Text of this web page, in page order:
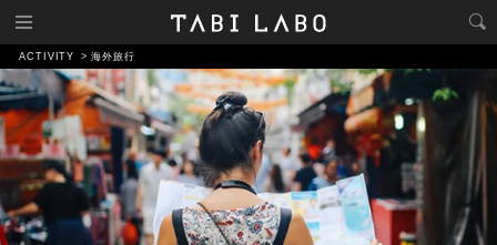
ACTIVITY 海外旅行